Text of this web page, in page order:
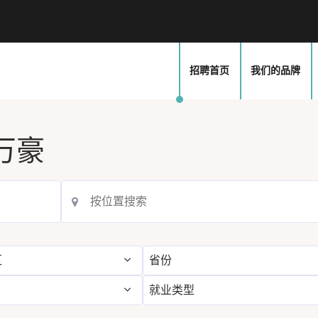
招聘首页 我们的品牌
豪
省份
就业类型